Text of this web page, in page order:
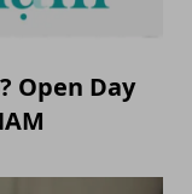
Open Day